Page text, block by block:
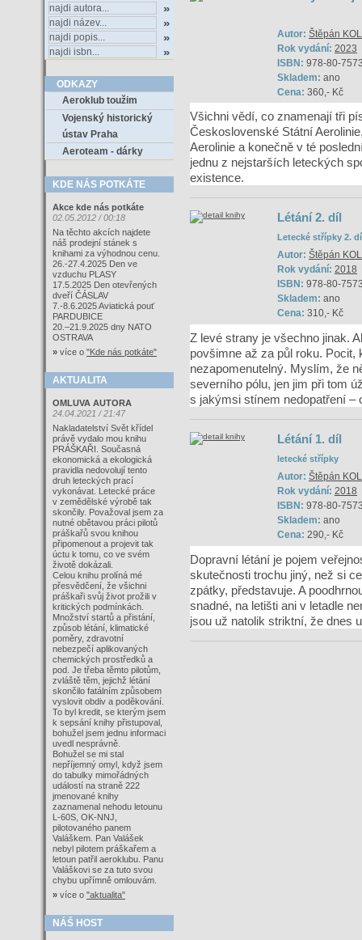
ODKAZY
Aeroklub toužim
Vojenský historický
ústav Praha
Aeroteam - dárky
KDE NÁS POTKÁTE
Akce kde nás potkáte
02.05.2012 / 00:18
Na těchto akcích najdete
náš prodejní stánek s
knihami za výhodnou cenu.
26.-27.4.2025 Den ve
vzduchu PLASY
17.5.2025 Den otevřených
dveří ČÁSLAV
7.-8.6.2025 Aviatická pouť
PARDUBICE
20.–21.9.2025 dny NATO
OSTRAVA
» více o "Kde nás potkáte"
AKTUALITA
OMLUVA AUTORA
24.04.2021 / 21:47
Nakladatelství Svět křídel
právě vydalo mou knihu
PRÁŠKAŘI. Současná
ekonomická a ekologická
pravidla nedovolují tento
druh leteckých prací
vykonávat. Letecké práce
v zemědělské výrobě tak
skončily. Považoval jsem za
nutné obětavou práci pilotů
práškařů svou knihou
připomenout a projevit tak
úctu k tomu, co ve svém
životě dokázali.
Celou knihu prolíná mé
přesvědčení, že všichni
práškaři svůj život prožili v
kritických podmínkách.
Množství startů a přistání,
způsob létání, klimatické
poměry, zdravotní
nebezpečí aplikovaných
chemických prostředků a
pod. Je třeba těmto pilotům,
zvláště těm, jejichž létání
skončilo fatálním způsobem
vyslovit obdiv a poděkování.
To byl kredit, se kterým jsem
k sepsání knihy přistupoval,
bohužel jsem jednu informaci
uvedl nesprávně.
Bohužel se mi stal
nepříjemný omyl, když jsem
do tabulky mimořádných
událostí na straně 222
jmenované knihy
zaznamenal nehodu letounu
L-60S, OK-NNJ,
pilotovaného panem
Valáškem. Pan Valášek
nebyl pilotem práškařem a
letoun patřil aeroklubu. Panu
Valáškovi se za tuto svou
chybu upřímně omlouvám.
» více o "aktualita"
NÁŠ HOST
Autor: Štěpán
Rok vydání: 2023
ISBN: 978-80-
Skladem: ano
Cena: 360,- Kč
Všichni vědí, co znamenají tři
Československé Státní
Aerolinie a konečně v té
jednu z nejstarších leteckých
existence.
Létání 2. díl
Letecké střípky 2.
Autor: Štěpán
Rok vydání: 2018
ISBN: 978-80-
Skladem: ano
Cena: 310,- Kč
Z levé strany je všechno jinak.
povšimne až za půl roku. Pocit,
nezapomenutelný. Myslím, že
severního pólu, jen jim při tom
s jakýmsi stínem nedopatření –
Létání 1. díl
letecké střípky
Autor: Štěpán
Rok vydání: 2018
ISBN: 978-80-
Skladem: ano
Cena: 290,- Kč
Dopravní létání je pojem
skutečnosti trochu jiný, než si
zpátky, představuje. A
snadné, na letišti ani v letadle
jsou už natolik striktní, že dnes